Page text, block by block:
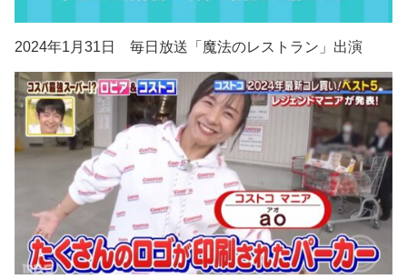
2024年1月31日 毎日放送「魔法のレストラン」出演